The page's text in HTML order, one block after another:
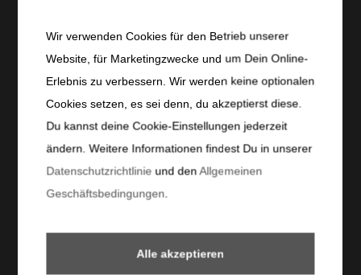
FC Bologna
FC Crotone
FC St. Gallen
FC Middlesbrough
FC St. Pauli
FC Ingolstadt
Jahn Regensburg
Folge Dejan Stojanovic
Wir verwenden Cookies für den Betrieb unserer
Website, für Marketingzwecke und um Dein Online-
Erlebnis zu verbessern. Wir werden keine optionalen
Cookies setzen, es sei denn, du akzeptierst diese.
Du kannst deine Cookie-Einstellungen jederzeit
ändern. Weitere Informationen findest Du in unserer
Datenschutzrichtlinie und den Allgemeinen
Geschäftsbedingungen
Alle akzeptieren